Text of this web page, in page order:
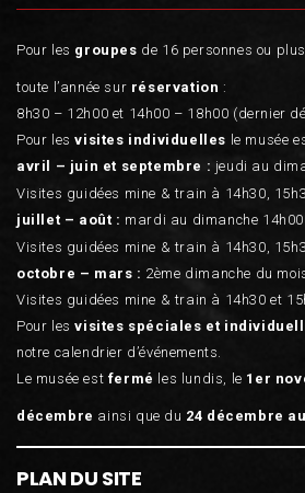
Pour les groupes de 16 personnes ou plus
toute l’année sur réservation :
8h30 – 12h00 et 14h00 – 18h00 (dernier
Pour lesvisites individuelles le musée
avril – juin et septembre : jeudi au
Visites guidées mine & train à 14h30,
juillet – août : mardi au dimanche
Visites guidées mine & train à 14h30,
octobre – mars : 2ème dimanche du
Visites guidées mine & train à 14h30 et
Pour lesvisites spéciales et
notre calendrier d’événements.
Le musée est fermé les lundis, le 1er
décembre ainsi que du 24 décembre
PLAN DU SITE